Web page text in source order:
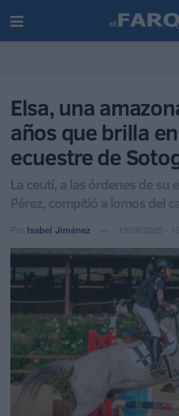
Elsa, una
años que brilla
ecuestre de
La ceutí, a las órdenes de su
Pérez, compitió a lomos del
Por Isabel Jiménez 19/08/2025 -